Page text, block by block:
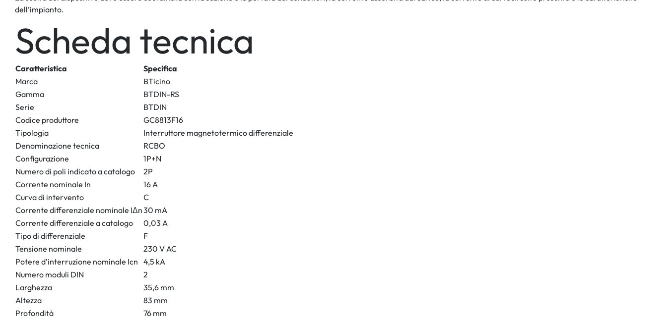
dell’impianto.
Scheda tecnica
Caratteristica
Specifica
Marca
BTicino
Gamma
BTDIN-RS
Serie
BTDIN
Codice produttore
GC8813F16
Tipologia
Interruttore magnetotermico differenziale
Denominazione tecnica
RCBO
Configurazione
1P+N
Numero di poli indicato a catalogo
2P
Corrente nominale In
16 A
Curva di intervento
C
Corrente differenziale nominale IΔn30 mA
Corrente differenziale a catalogo
0,03 A
Tipo di differenziale
F
Tensione nominale
230 V AC
Potere d’interruzione nominale Icn 4,5 kA
Numero moduli DIN
2
Larghezza
35,6 mm
Altezza
83 mm
Profondità
76 mm